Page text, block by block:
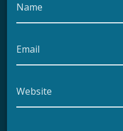
Name
Email
Website